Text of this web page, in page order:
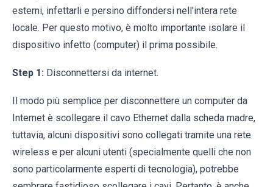
esterni, infettarli e persino diffondersi nell'intera rete
locale. Per questo motivo, è molto importante isolare il
dispositivo infetto (computer) il prima possibile.
Step 1: Disconnettersi da internet.
Il modo più semplice per disconnettere un computer da
Internet è scollegare il cavo Ethernet dalla scheda madre,
tuttavia, alcuni dispositivi sono collegati tramite una rete
wireless e per alcuni utenti (specialmente quelli che non
sono particolarmente esperti di tecnologia), potrebbe